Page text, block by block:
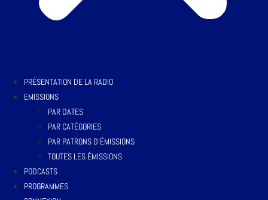
PRÉSENTATION DE LA RADIO
EMISSIONS
PAR DATES
PAR CATÉGORIES
PAR PATRONS D’ÉMISSIONS
TOUTES LES ÉMISSIONS
PODCASTS
PROGRAMMES